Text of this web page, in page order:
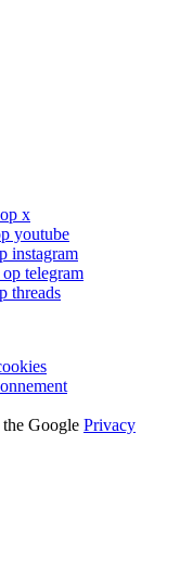
x
youtube
instagram
telegram
threads
Google Privacy